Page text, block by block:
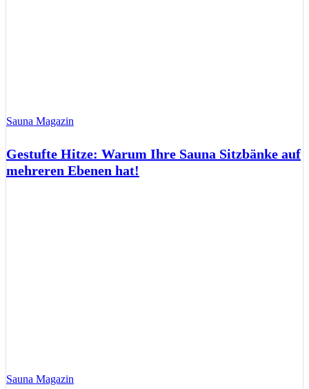
Sauna Magazin
Gestufte Hitze: Warum Ihre Sauna Sitzbänke auf
mehreren Ebenen hat!
Sauna Magazin